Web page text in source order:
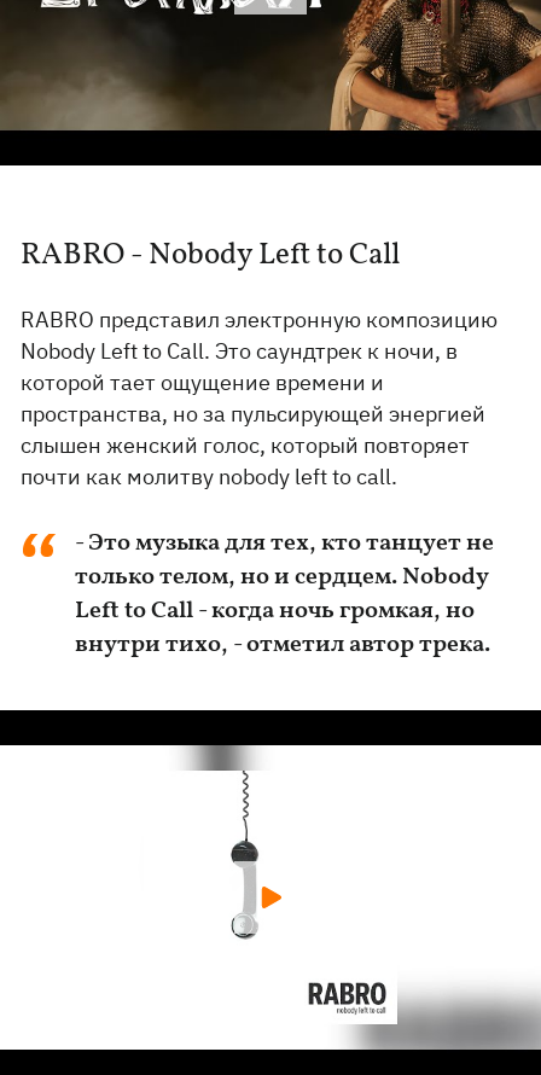
RABRO - Nobody Left to Call
RABRO представил электронную композицию
Nobody Left to Call. Это саундтрек к ночи, в
которой тает ощущение времени и
пространства, но за пульсирующей энергией
слышен женский голос, который повторяет
почти как молитву nobody left to call.
- Это музыка для тех, кто танцует не
только телом, но и сердцем. Nobody
Left to Call - когда ночь громкая, но
внутри тихо, - отметил автор трека.